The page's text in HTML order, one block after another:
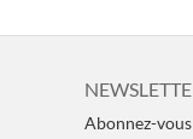
Abonnez-